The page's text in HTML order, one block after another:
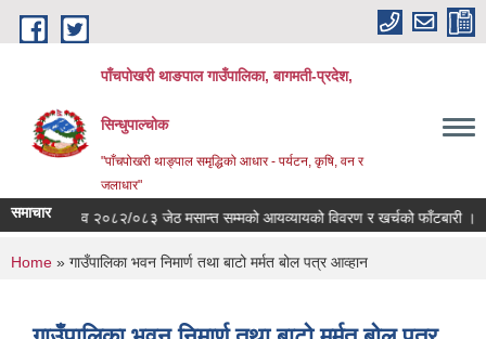
Skip to main content
पाँचपोखरी थाङपाल गाउँपालिका, बागमती-प्रदेश,
सिन्धुपाल्चोक
"पाँचपोखरी थाङ्पाल समृद्धिको आधार - पर्यटन, कृषि, वन र
जलाधार"
समाचारआ.व २०८२/०८३ जेठ मसान्त सम्मको आयव्यायको विवरण र खर्चको फाँटबारी ।
You are here
Home » गाउँपालिका भवन निमार्ण तथा बाटो मर्मत बोल पत्र आव्हान